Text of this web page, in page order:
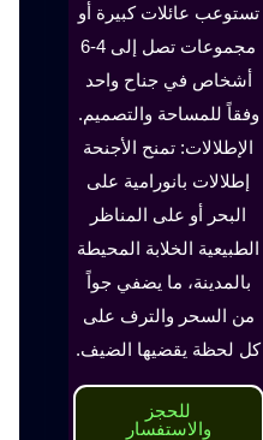
تستوعب عائلات كبيرة أو
مجموعات تصل إلى 4-6
أشخاص في جناح واحد
وفقاً للمساحة والتصميم.
الإطلالات: تمنح الأجنحة
إطلالات بانورامية على
البحر أو على المناظر
الطبيعية الخلابة المحيطة
بالمدينة، ما يضفي جواً
من السحر والترف على
كل لحظة يقضيها الضيف.
للحجز
والاستفسار